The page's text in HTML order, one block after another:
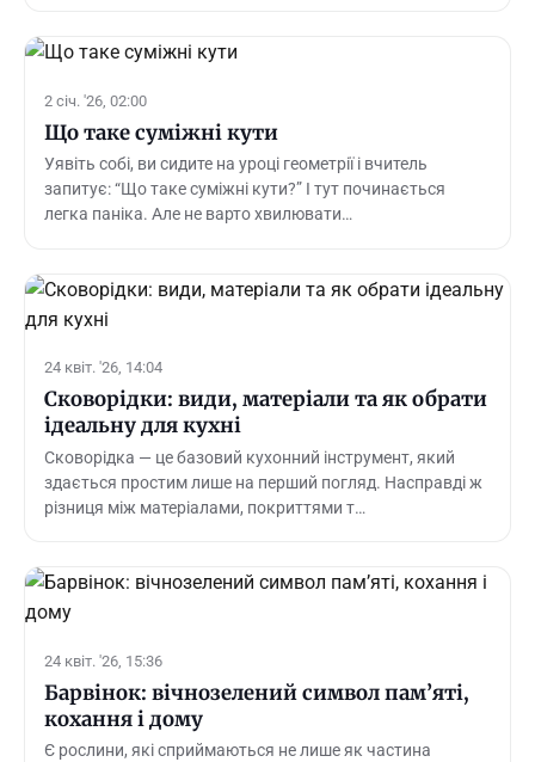
2 січ. '26, 02:00
Що таке суміжні кути
Уявіть собі, ви сидите на уроці геометрії і вчитель
запитує: “Що таке суміжні кути?” І тут починається
легка паніка. Але не варто хвилювати…
24 квіт. '26, 14:04
Сковорідки: види, матеріали та як обрати
ідеальну для кухні
Сковорідка — це базовий кухонний інструмент, який
здається простим лише на перший погляд. Насправді ж
різниця між матеріалами, покриттями т…
24 квіт. '26, 15:36
Барвінок: вічнозелений символ пам’яті,
кохання і дому
Є рослини, які сприймаються не лише як частина